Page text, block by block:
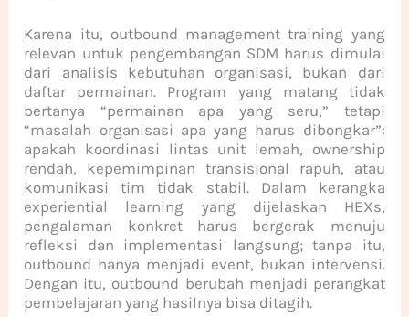
Karena itu, outbound management training yang
relevan untuk pengembangan SDM harus dimulai
dari analisis kebutuhan organisasi, bukan dari
daftar permainan. Program yang matang tidak
bertanya “permainan apa yang seru,” tetapi
“masalah organisasi apa yang harus dibongkar”:
apakah koordinasi lintas unit lemah, ownership
rendah, kepemimpinan transisional rapuh, atau
komunikasi tim tidak stabil. Dalam kerangka
experiential learning yang dijelaskan HEXs,
pengalaman konkret harus bergerak menuju
refleksi dan implementasi langsung; tanpa itu,
outbound hanya menjadi event, bukan intervensi.
Dengan itu, outbound berubah menjadi perangkat
pembelajaran yang hasilnya bisa ditagih.